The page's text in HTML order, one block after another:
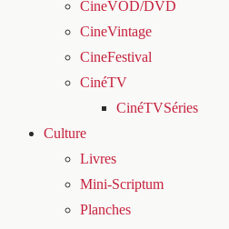
CineVOD/DVD
CineVintage
CineFestival
CinéTV
CinéTVSéries
Culture
Livres
Mini-Scriptum
Planches